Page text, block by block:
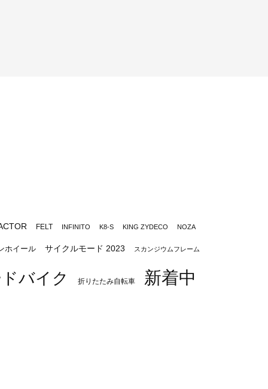
FELT INFINITO K8-S KING ZYDECO NOZA
ホイール サイクルモード 2023 スカンジウムフレーム
バイク 折りたたみ自転車 新着中